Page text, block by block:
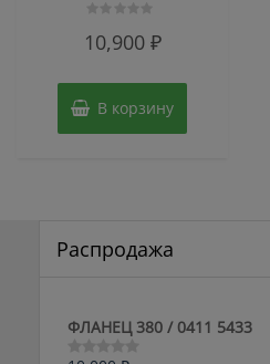
010,900 ₽
В корзину
Распродажа
ФЛАНЕЦ 380 / 0411 5433